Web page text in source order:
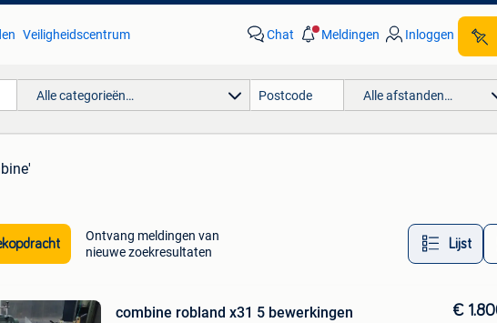
Veiligheidscentrum Chat Meldingen Inloggen
Alle categorieën… Alle afstanden…
Ontvang meldingen van
nieuwe zoekresultaten
Lijst
combine robland x31 5 bewerkingen €